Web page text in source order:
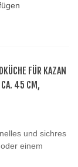
FÜR KAZAN
45 CM,
und sichres
einem